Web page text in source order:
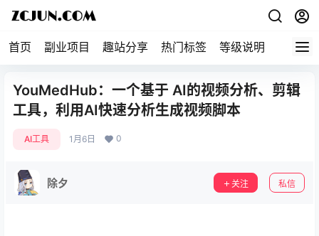
首页 副业项目 趣站分享 热门标签 等级说明 关于本
YouMedHub：一个基于 AI的视频分析、剪辑
工具，利用AI快速分析生成视频脚本
AI工具 1月6日 0
除夕 关注 私信